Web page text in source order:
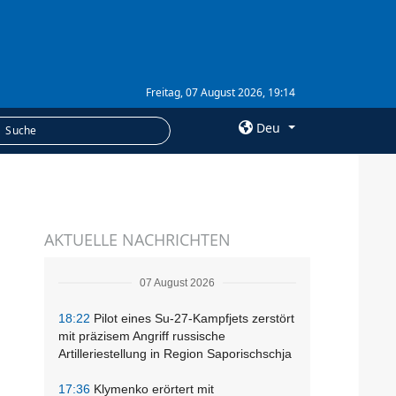
Freitag, 07 August 2026, 19:14
Deu
Abonnement
AKTUELLE NACHRICHTEN
07 August 2026
18:22 Pilot eines Su-27-Kampfjets zerstört
mit präzisem Angriff russische
Artilleriestellung in Region Saporischschja
17:36 Klymenko erörtert mit